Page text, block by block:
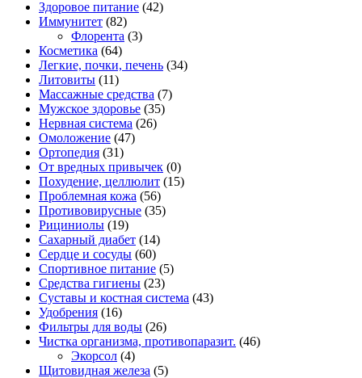
Здоровое питание (42)
Иммунитет (82)
Флорента (3)
Косметика (64)
Легкие, почки, печень (34)
Литовиты (11)
Массажные средства (7)
Мужское здоровье (35)
Нервная система (26)
Омоложение (47)
Ортопедия (31)
От вредных привычек (0)
Похудение, целлюлит (15)
Проблемная кожа (56)
Противовирусные (35)
Рициниолы (19)
Сахарный диабет (14)
Сердце и сосуды (60)
Спортивное питание (5)
Средства гигиены (23)
Суставы и костная система (43)
Удобрения (16)
Фильтры для воды (26)
Чистка организма, противопаразит. (46)
Экорсол (4)
Щитовидная железа (5)